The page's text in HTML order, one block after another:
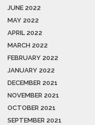
JUNE 2022
MAY 2022
APRIL 2022
MARCH 2022
FEBRUARY 2022
JANUARY 2022
DECEMBER 2021
NOVEMBER 2021
OCTOBER 2021
SEPTEMBER 2021